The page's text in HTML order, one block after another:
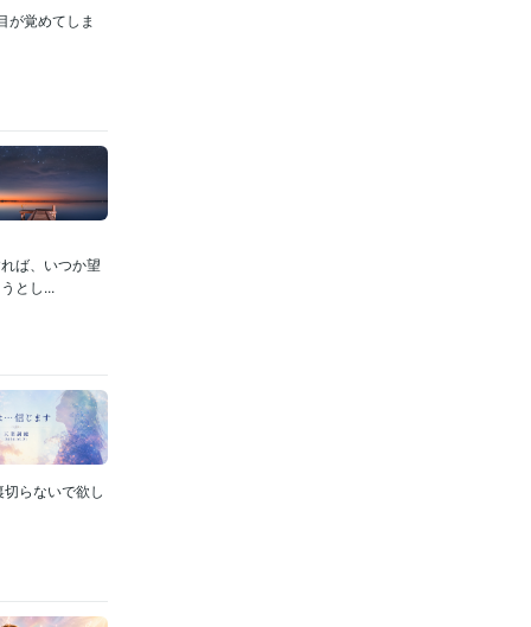
が覚めてしま
ば、いつか望
とし...
らないで欲し